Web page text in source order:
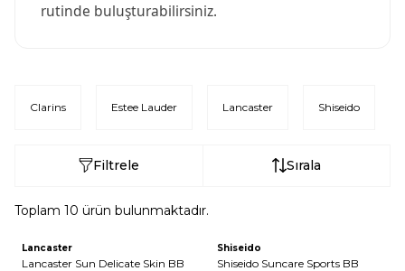
rutinde buluşturabilirsiniz.
Clarins Estee Lauder Lancaster Shiseido
Filtrele Sırala
Toplam 10 ürün bulunmaktadır.
Lancaster
Lancaster Sun Delicate Skin BB
Shiseido
Shiseido Suncare Sports BB